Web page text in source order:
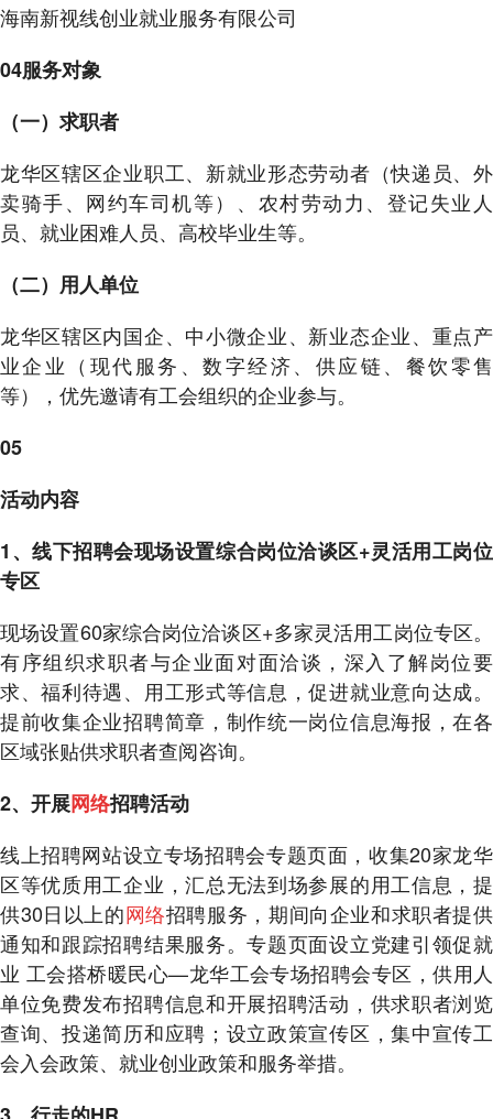
海南新视线创业就业服务有限公司
04服务对象
（一）求职者
龙华区辖区企业职工、新就业形态劳动者（快递员、外
卖骑手、网约车司机等）、农村劳动力、登记失业人
员、就业困难人员、高校毕业生等。
（二）用人单位
龙华区辖区内国企、中小微企业、新业态企业、重点产
业企业（现代服务、数字经济、供应链、餐饮零售
等），优先邀请有工会组织的企业参与。
05
活动内容
1、线下招聘会现场设置综合岗位洽谈区+灵活用工岗位
专区
现场设置60家综合岗位洽谈区+多家灵活用工岗位专区。
有序组织求职者与企业面对面洽谈，深入了解岗位要
求、福利待遇、用工形式等信息，促进就业意向达成。
提前收集企业招聘简章，制作统一岗位信息海报，在各
区域张贴供求职者查阅咨询。
2、开展网络招聘活动
线上招聘网站设立专场招聘会专题页面，收集20家龙华
区等优质用工企业，汇总无法到场参展的用工信息，提
供30日以上的网络招聘服务，期间向企业和求职者提供
通知和跟踪招聘结果服务。专题页面设立党建引领促就
业 工会搭桥暖民心—龙华工会专场招聘会专区，供用人
单位免费发布招聘信息和开展招聘活动，供求职者浏览
查询、投递简历和应聘；设立政策宣传区，集中宣传工
会入会政策、就业创业政策和服务举措。